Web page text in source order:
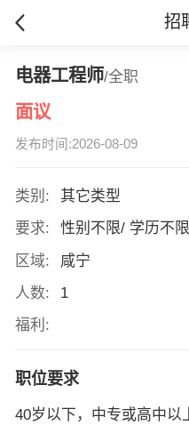
招
电器工程师/全职
面议
发布时间:2026-08-09
类别:
其它类型
要求:
性别不限/ 学历不
区域:
咸宁
人数:
1
福利:
职位要求
40岁以下，中专或高中以